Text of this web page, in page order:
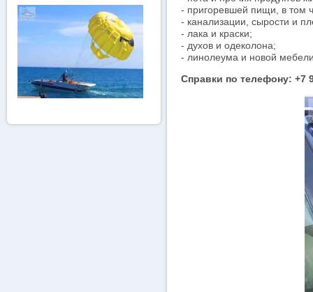
- пригоревшей пищи, в том
- канализации, сырости и
- лака и краски;
- духов и одеколона;
- линолеума и новой
Справки по телефону: +7